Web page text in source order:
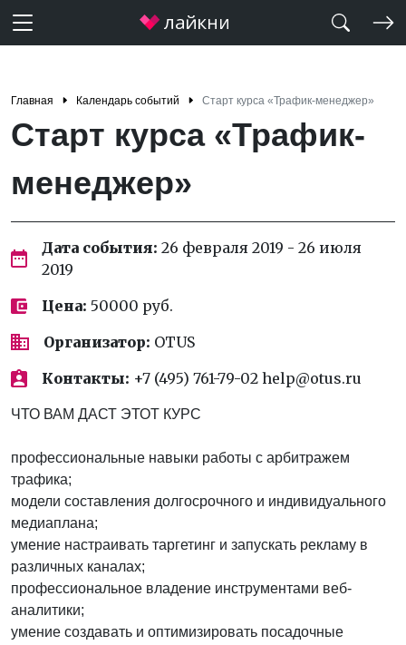
Главная Календарь событий Старт курса «Трафик-менеджер»
Старт курса «Трафик-
менеджер»
Дата события: 26 февраля 2019 - 26 июля
2019
Цена: 50000 руб.
Организатор: OTUS
Контакты: +7 (495) 761-79-02 help@otus.ru
ЧТО ВАМ ДАСТ ЭТОТ КУРС
профессиональные навыки работы с арбитражем
трафика;
модели составления долгосрочного и индивидуального
медиаплана;
умение настраивать таргетинг и запускать рекламу в
различных каналах;
профессиональное владение инструментами веб-
аналитики;
умение создавать и оптимизировать посадочные